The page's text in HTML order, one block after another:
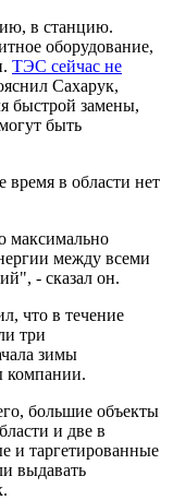
в станцию.
оборудование,
ТЭС сейчас не
Сахарук,
быстрой замены,
быть
время в области нет
максимально
между всеми
- сказал он.
что в течение
три
зимы
компании.
большие объекты
и две в
и таргетированные
выдавать